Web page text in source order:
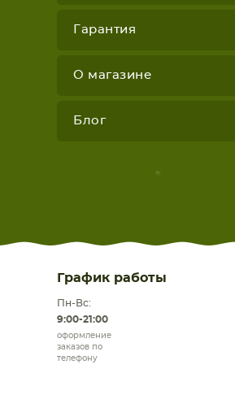
Гарантия
О магазине
Блог
График работы
Пн-Вс:
9:00-21:00
оформление
заказов по
телефону